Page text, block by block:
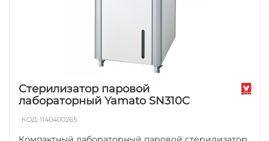
Стерилизатор паровой
лабораторный Yamato SN310C
КОД:1140400265